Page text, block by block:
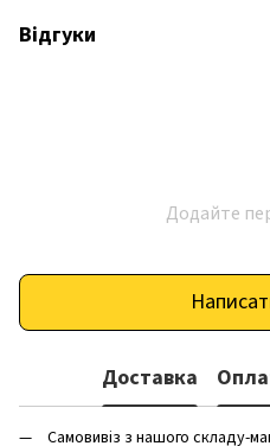
Відгуки
Додайте
Доставка
Самовивіз з нашого складу-